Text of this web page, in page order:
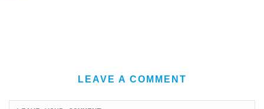
LEAVE A COMMENT